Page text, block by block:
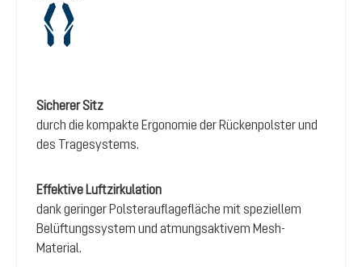
Sicherer Sitz
durch die kompakte Ergonomie der Rückenpolster und
des Tragesystems.
Effektive Luftzirkulation
dank geringer Polsterauflagefläche mit speziellem
Belüftungssystem und atmungsaktivem Mesh-
Material.